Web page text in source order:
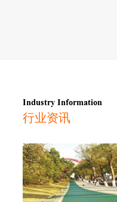
Industry Information
行业资讯